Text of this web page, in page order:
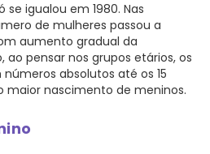
se igualou em 1980. Nas
de mulheres passou a
aumento gradual da
ao pensar nos grupos etários, os
absolutos até os 15
maior nascimento de meninos.